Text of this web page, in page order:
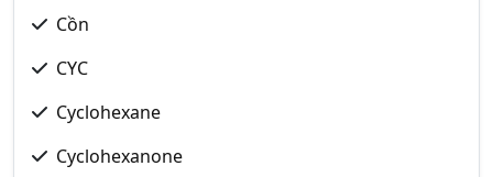
Cồn
CYC
Cyclohexane
Cyclohexanone